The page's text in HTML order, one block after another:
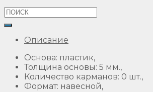
Описание
Основа: пластик,
Толщина основы: 5 мм.,
Количество карманов: 0 шт.,
Формат: навесной,